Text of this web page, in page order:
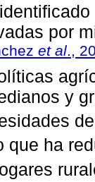
por
et al.,
y
que ha